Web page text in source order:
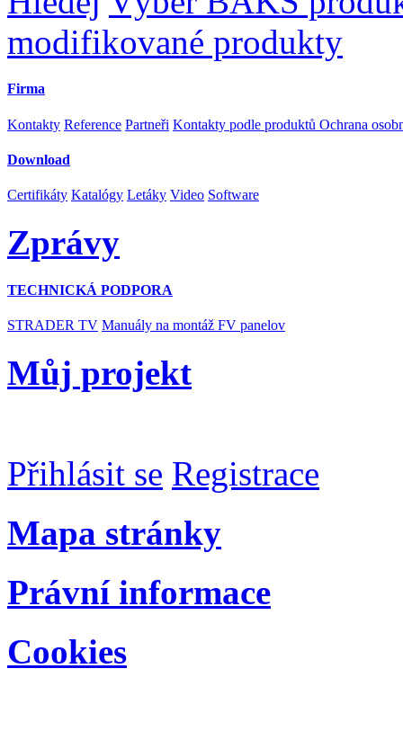
modifikované produkty
Firma
Kontakty Reference Partneři Kontakty podle produktů Ochrana
Download
Certifikáty Katalógy Letáky Video Software
Zprávy
TECHNICKÁ PODPORA
STRADER TV Manuály na montáž FV panelov
Můj projekt
Přihlásit se Registrace
Mapa stránky
Právní informace
Cookies